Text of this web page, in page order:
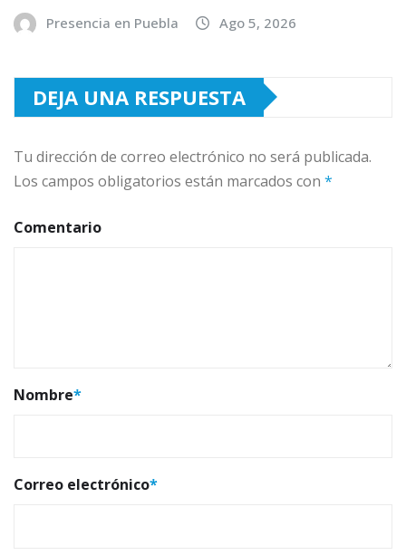
Presencia en Puebla Ago 5, 2026
DEJA UNA RESPUESTA
Tu dirección de correo electrónico no será publicada.
Los campos obligatorios están marcados con *
Comentario
Nombre*
Correo electrónico*